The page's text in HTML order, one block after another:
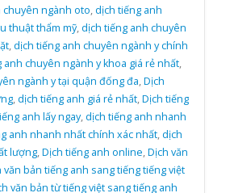
chuyên ngành oto,dịch tiếng anh
thuật thẩm mỹ,dịch tiếng anh chuyên
,dịch tiếng anh chuyên ngành y chính
anh chuyên ngành y khoa giá rẻ nhất,
ngành y tại quận đống đa,Dịch
,dịch tiếng anh giá rẻ nhất,Dịch tiếng
anh lấy ngay,dịch tiếng anh nhanh
anh nhanh nhất chính xác nhất,dịch
lượng,Dịch tiếng anh online,Dịch văn
văn bản tiếng anh sang tiếng tiếng việt
văn bản từ tiếng việt sang tiếng anh